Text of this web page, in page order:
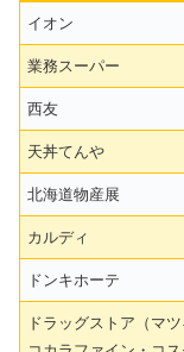
イオン
業務スーパー
西友
天丼てんや
北海道物産展
カルディ
ドンキホーテ
ドラッグストア（マ